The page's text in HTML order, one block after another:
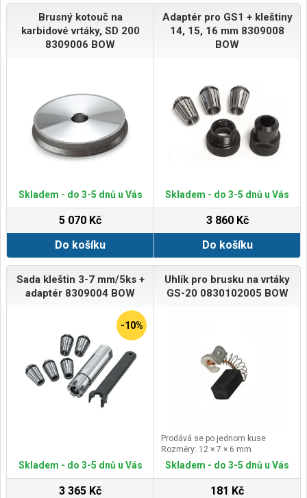
Brusný kotouč na
karbidové vrtáky, SD 200
8309006 BOW
Skladem - do 3-5 dnů u Vás
5 070 Kč
Do košíku
Adaptér pro GS1 + kleštiny
14, 15, 16 mm 8309008
BOW
Skladem - do 3-5 dnů u Vás
3 860 Kč
Do košíku
Sada kleštin 3-7 mm/5ks +
adaptér 8309004 BOW
-10%
Skladem - do 3-5 dnů u Vás
3 365 Kč
Uhlík pro brusku na vrtáky
GS-20 0830102005 BOW
Prodává se po jednom kuse
Rozměry: 12 × 7 × 6 mm
Skladem - do 3-5 dnů u Vás
181 Kč